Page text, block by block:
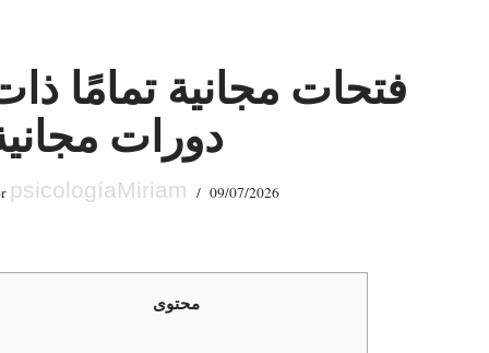
فتحات مجانية تمامًا
دورات
psicologíaMiriam 09/07/2026
محتوى